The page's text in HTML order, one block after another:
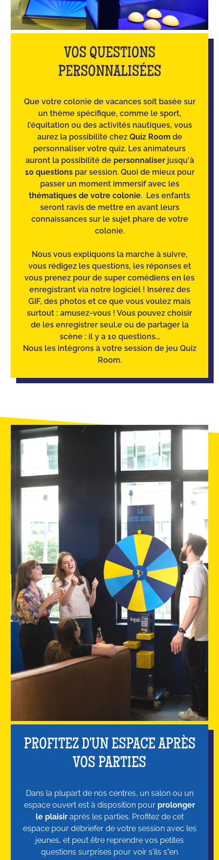
VOS QUESTIONS
PERSONNALISÉES
Que votre colonie de vacances soit basée sur
un thème spécifique, comme le sport,
l’équitation ou des activités nautiques, vous
aurez la possibilité chez Quiz Room de
personnaliser votre quiz. Les animateurs
auront la possibilité de personnaliserjusqu'à
10 questionspar session. Quoi de mieux pour
passer un moment immersif avec les
thématiques de votre colonie. Les enfants
seront ravis de mettre en avant leurs
connaissances sur le sujet phare de votre
colonie.
Nous vous expliquons la marche à suivre,
vous rédigez les questions, les réponses et
vous prenez pour de super comédiens en les
enregistrant via notre logiciel ! Insérez des
GIF, des photos et ce que vous voulez mais
surtout : amusez-vous ! Vous pouvez choisir
de les enregistrer seul.e ou de partager la
scène : il y a 10 questions...
Nous les intégrons à votre session de jeu Quiz
Room.
PROFITEZ D'UN ESPACE APRÈS
VOS PARTIES
Dans la plupart de nos centres, un salon ou un
espace ouvert est à disposition pour prolonger
le plaisiraprès les parties. Profitez de cet
espace pour débriefer de votre session avec les
jeunes, et peut être reprendre vos petites
questions surprises pour voir s'ils s"en